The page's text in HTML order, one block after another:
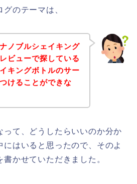
のテーマは、
ノブルシェイキング
ビューで探している
キングボトルのサー
けることができな
って、どうしたらいいのか分か
にはいると思ったので、そのよ
かせていただきました。